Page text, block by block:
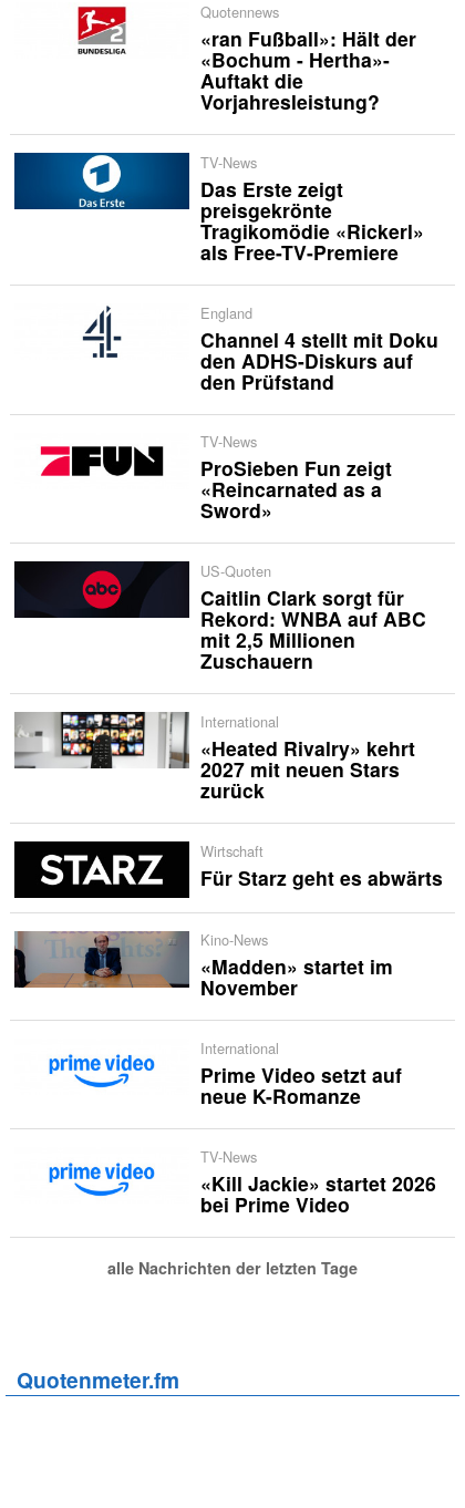
Quotennews
«ran Fußball»: Hält der
«Bochum - Hertha»-
Auftakt die
Vorjahresleistung?
TV-News
Das Erste zeigt
preisgekrönte
Tragikomödie «Rickerl»
als Free-TV-Premiere
England
Channel 4 stellt mit Doku
den ADHS-Diskurs auf
den Prüfstand
TV-News
ProSieben Fun zeigt
«Reincarnated as a
Sword»
US-Quoten
Caitlin Clark sorgt für
Rekord: WNBA auf ABC
mit 2,5 Millionen
Zuschauern
International
«Heated Rivalry» kehrt
2027 mit neuen Stars
zurück
Wirtschaft
Für Starz geht es abwärts
Kino-News
«Madden» startet im
November
International
Prime Video setzt auf
neue K-Romanze
TV-News
«Kill Jackie» startet 2026
bei Prime Video
alle Nachrichten der letzten Tage
Quotenmeter.fm